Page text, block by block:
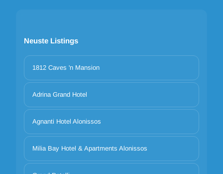
Neuste Listings
1812 Caves 'n Mansion
Adrina Grand Hotel
Agnanti Hotel Alonissos
Milia Bay Hotel & Apartments Alonissos